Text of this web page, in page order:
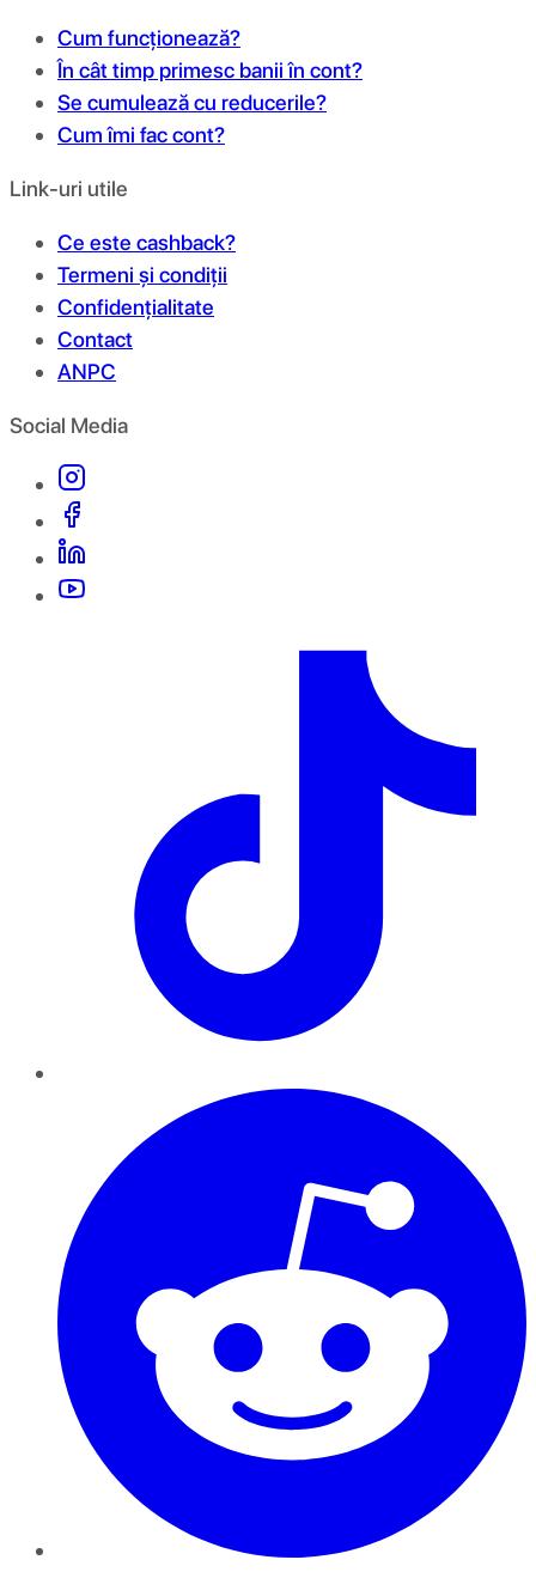
Cum funcționează?
În cât timp primesc banii în cont?
Se cumulează cu reducerile?
Cum îmi fac cont?
Link-uri utile
Ce este cashback?
Termeni și condiții
Confidențialitate
Contact
ANPC
Social Media